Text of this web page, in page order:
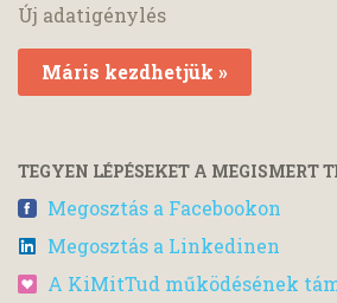
Új adatigénylés
Máris kezdhetjük »
TEGYEN LÉPÉSEKET A MEGISMERT
Megosztás a Facebookon
Megosztás a Linkedinen
A KiMitTud működésének